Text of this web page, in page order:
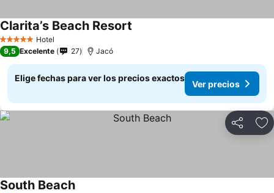
5 Estrellas Hotel
Clarita’s Beach Resort
9,5 Excelente 27 Jacó
Elige fechas para ver los precios exactos
Ver precios
Compartir
South Beach